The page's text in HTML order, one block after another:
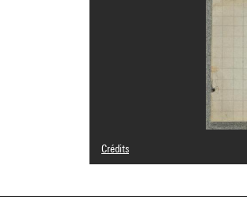
Crédits
Domaine public
Réf. image : 4R11606 [1994 CX 0140]